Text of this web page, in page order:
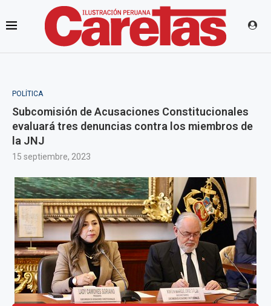
POLÍTICA
Subcomisión de Acusaciones Constitucionales
evaluará tres denuncias contra los miembros de
la JNJ
15 septiembre, 2023